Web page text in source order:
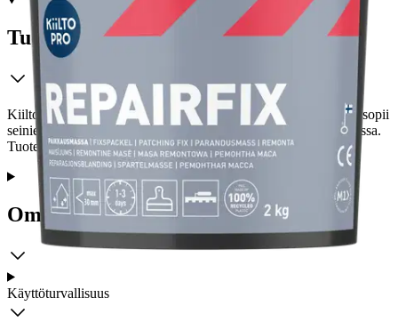
Tuotekuvaus
Kiilto Pro Repairfix on sementtipohjainen paikkausmassa, joka sopii
seinien ja lattioiden paikkauksiin ja tasoituksiin sisä- ja ulkotiloissa.
Tuote soveltuu myös keraamisten laattojen kiinnittämiseen.
Ominaisuudet
Käyttöturvallisuus